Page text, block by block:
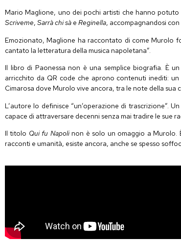
Mario Maglione, uno dei pochi artisti che hanno
Scriveme, Sarràchisà e Reginella, accompagnandosi
Emozionato, Maglione ha raccontato di come Murolo
cantato la letteratura della musica napoletana”.
Il libro di Paonessa non è una semplice biografia. È
arricchito da QR code che aprono contenuti inediti:
Cimarosa dove Murolo vive ancora, tra le note della sua
L’autore lo definisce “un’operazione di trascrizione”.
capace di attraversare decenni senza mai tradire le sue
Il titolo Qui fu Napolinon è solo un omaggio a Murolo.
racconti e umanità, esiste ancora, anche se spesso